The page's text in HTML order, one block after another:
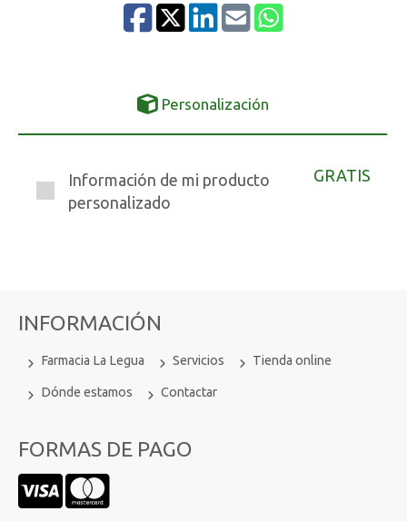
Personalización
Información de mi producto
personalizado
GRATIS
INFORMACIÓN
Farmacia La Legua Servicios Tienda online
Dónde estamos Contactar
FORMAS DE PAGO